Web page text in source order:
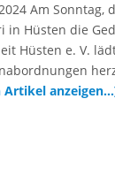
Am Sonntag,
in Hüsten die
Hüsten e. V.
Artikel